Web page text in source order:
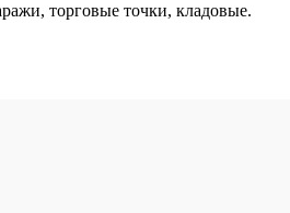
торговые точки, кладовые.